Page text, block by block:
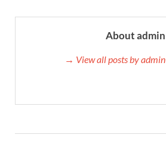
About admin
View all posts by admin →